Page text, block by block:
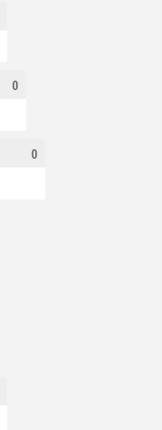
0
0